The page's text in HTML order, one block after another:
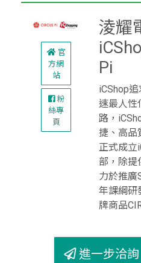
官
方網
站
粉
絲專
頁
淩耀
Pi
iCShop
速最人性
路，
捷、高品
正式成立
部，除提
力於推廣
年課綱研
牌商品
進一步洽詢